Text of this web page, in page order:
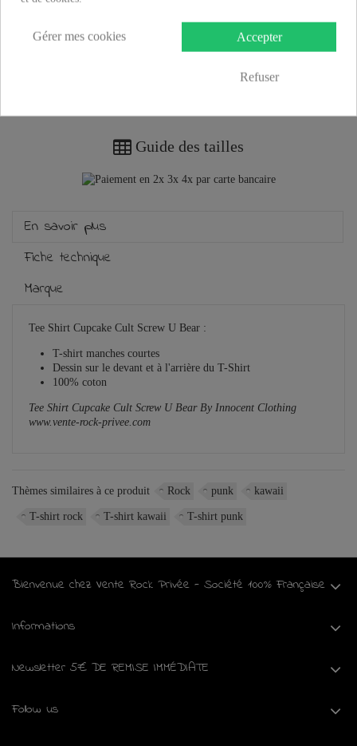
21,90 €
Guide des tailles
En savoir plus
Fiche technique
Marque
Tee Shirt Cupcake Cult Screw U Bear :
T-shirt manches courtes
Dessin sur le devant et à l'arrière du T-Shirt
100% coton
Tee Shirt Cupcake Cult Screw U Bear By Innocent Clothing
www.vente-rock-privee.com
Thèmes similaires à ce produit Rock punk kawaii
T-shirt rock T-shirt kawaii T-shirt punk
Bienvenue chez Vente Rock Privée - Société 100% Française
Informations
Newsletter 5€ DE REMISE IMMÉDIATE
Follow us
Accepter
Refuser
Gérer mes cookies